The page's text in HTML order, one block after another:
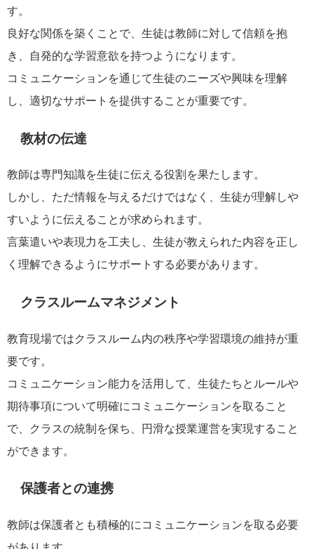
す。
良好な関係を築くことで、生徒は教師に対して信頼を抱
き、自発的な学習意欲を持つようになります。
コミュニケーションを通じて生徒のニーズや興味を理解
し、適切なサポートを提供することが重要です。
教材の伝達
教師は専門知識を生徒に伝える役割を果たします。
しかし、ただ情報を与えるだけではなく、生徒が理解しや
すいように伝えることが求められます。
言葉遣いや表現力を工夫し、生徒が教えられた内容を正し
く理解できるようにサポートする必要があります。
クラスルームマネジメント
教育現場ではクラスルーム内の秩序や学習環境の維持が重
要です。
コミュニケーション能力を活用して、生徒たちとルールや
期待事項について明確にコミュニケーションを取ること
で、クラスの統制を保ち、円滑な授業運営を実現すること
ができます。
保護者との連携
教師は保護者とも積極的にコミュニケーションを取る必要
があります。